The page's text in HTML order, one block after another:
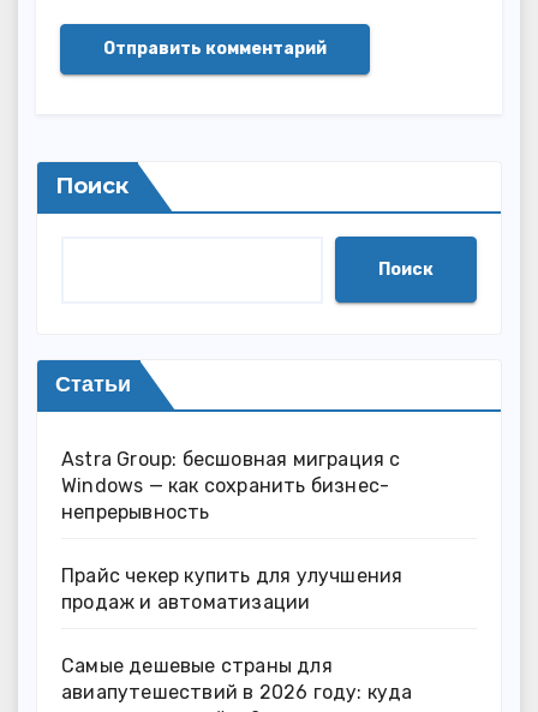
Поиск
Поиск
Статьи
Astra Group: бесшовная миграция с
Windows — как сохранить бизнес-
непрерывность
Прайс чекер купить для улучшения
продаж и автоматизации
Самые дешевые страны для
авиапутешествий в 2026 году: куда